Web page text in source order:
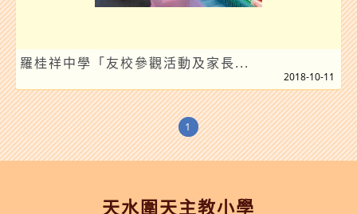
羅桂祥中學「友校參觀活動及家長...
2018-10-11
1
天水圍天主教小學